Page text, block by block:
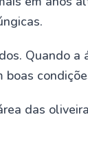
Quando a
das